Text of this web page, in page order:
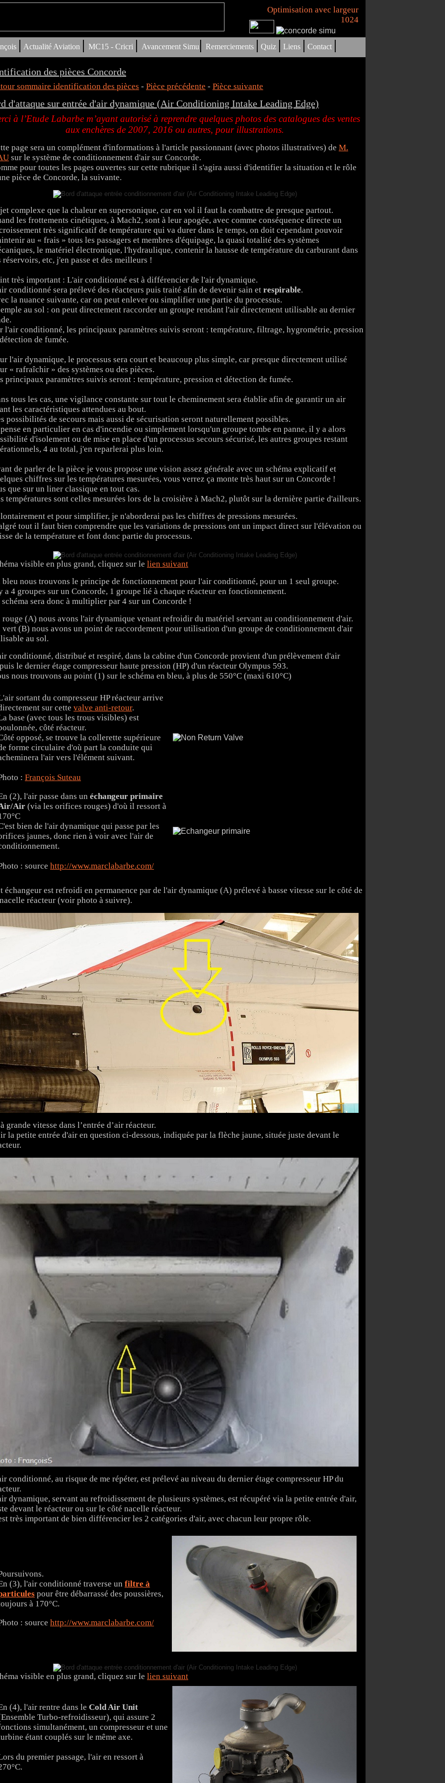
Optimisation avec largeur
1024
| Actualité Aviation | MC15 - Cricri | Avancement Simu| Remerciements | Quiz | Liens | Contact |
des pièces Concorde
sommaire identification des pièces - Pièce précédente - Pièce suivante
d'attaque sur entrée d'air dynamique (Air Conditioning Intake Leading Edge)
à l’Etude Labarbe m’ayant autorisé à reprendre quelques photos des catalogues des ventes
aux enchères de 2007, 2016 ou autres, pour illustrations.
page sera un complément d'informations à l'article passionnant (avec photos illustratives) de M.
sur le système de conditionnement d'air sur Concorde.
pour toutes les pages ouvertes sur cette rubrique il s'agira aussi d'identifier la situation et le rôle
pièce de Concorde, la suivante.
complexe que la chaleur en supersonique, car en vol il faut la combattre de presque partout.
les frottements cinétiques, à Mach2, sont à leur apogée, avec comme conséquence directe un
très significatif de température qui va durer dans le temps, on doit cependant pouvoir
au « frais » tous les passagers et membres d'équipage, la quasi totalité des systèmes
le matériel électronique, l'hydraulique, contenir la hausse de température du carburant dans
réservoirs, etc, j'en passe et des meilleurs !
très important : L'air conditionné est à différencier de l'air dynamique.
conditionné sera prélevé des réacteurs puis traité afin de devenir sain et respirable.
la nuance suivante, car on peut enlever ou simplifier une partie du processus.
au sol : on peut directement raccorder un groupe rendant l'air directement utilisable au dernier
l'air conditionné, les principaux paramètres suivis seront : température, filtrage, hygrométrie, pression
de fumée.
l'air dynamique, le processus sera court et beaucoup plus simple, car presque directement utilisé
« rafraîchir » des systèmes ou des pièces.
principaux paramètres suivis seront : température, pression et détection de fumée.
tous les cas, une vigilance constante sur tout le cheminement sera établie afin de garantir un air
les caractéristiques attendues au bout.
possibilités de secours mais aussi de sécurisation seront naturellement possibles.
en particulier en cas d'incendie ou simplement lorsqu'un groupe tombe en panne, il y a alors
d'isolement ou de mise en place d'un processus secours sécurisé, les autres groupes restant
4 au total, j'en reparlerai plus loin.
de parler de la pièce je vous propose une vision assez générale avec un schéma explicatif et
chiffres sur les températures mesurées, vous verrez ça monte très haut sur un Concorde !
que sur un liner classique en tout cas.
températures sont celles mesurées lors de la croisière à Mach2, plutôt sur la dernière partie d'ailleurs.
et pour simplifier, je n'aborderai pas les chiffres de pressions mesurées.
tout il faut bien comprendre que les variations de pressions ont un impact direct sur l'élévation ou
de la température et font donc partie du processus.
visible en plus grand, cliquez sur le lien suivant
bleu nous trouvons le principe de fonctionnement pour l'air conditionné, pour un 1 seul groupe.
a 4 groupes sur un Concorde, 1 groupe lié à chaque réacteur en fonctionnement.
schéma sera donc à multiplier par 4 sur un Concorde !
rouge (A) nous avons l'air dynamique venant refroidir du matériel servant au conditionnement d'air.
vert (B) nous avons un point de raccordement pour utilisation d'un groupe de conditionnement d'air
au sol.
conditionné, distribué et respiré, dans la cabine d'un Concorde provient d'un prélèvement d'air
le dernier étage compresseur haute pression (HP) d'un réacteur Olympus 593.
nous trouvons au point (1) sur le schéma en bleu, à plus de 550°C (maxi 610°C)
sortant du compresseur HP réacteur arrive
sur cette valve anti-retour.
base (avec tous les trous visibles) est
côté réacteur.
opposé, se trouve la collerette supérieure
forme circulaire d'où part la conduite qui
l'air vers l'élément suivant.
: François Suteau
(2), l'air passe dans un échangeur primaire
Air (via les orifices rouges) d'où il ressort à
bien de l'air dynamique qui passe par les
jaunes, donc rien à voir avec l'air de
: source http://www.marclabarbe.com/
échangeur est refroidi en permanence par de l'air dynamique (A) prélevé à basse vitesse sur le côté de
réacteur (voir photo à suivre).
grande vitesse dans l’entrée d’air réacteur.
la petite entrée d'air en question ci-dessous, indiquée par la flèche jaune, située juste devant le
conditionné, au risque de me répéter, est prélevé au niveau du dernier étage compresseur HP du
dynamique, servant au refroidissement de plusieurs systèmes, est récupéré via la petite entrée d'air,
devant le réacteur ou sur le côté nacelle réacteur.
très important de bien différencier les 2 catégories d'air, avec chacun leur propre rôle.
(3), l'air conditionné traverse un filtre à
pour être débarrassé des poussières,
à 170°C.
: source http://www.marclabarbe.com/
visible en plus grand, cliquez sur le lien suivant
(4), l'air rentre dans le Cold Air Unit
Turbo-refroidisseur), qui assure 2
simultanément, un compresseur et une
étant couplés sur le même axe.
du premier passage, l'air en ressort à